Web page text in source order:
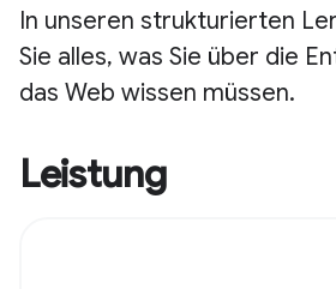
In unseren strukturierten
Sie alles, was Sie über die
das Web wissen müssen.
Leistung